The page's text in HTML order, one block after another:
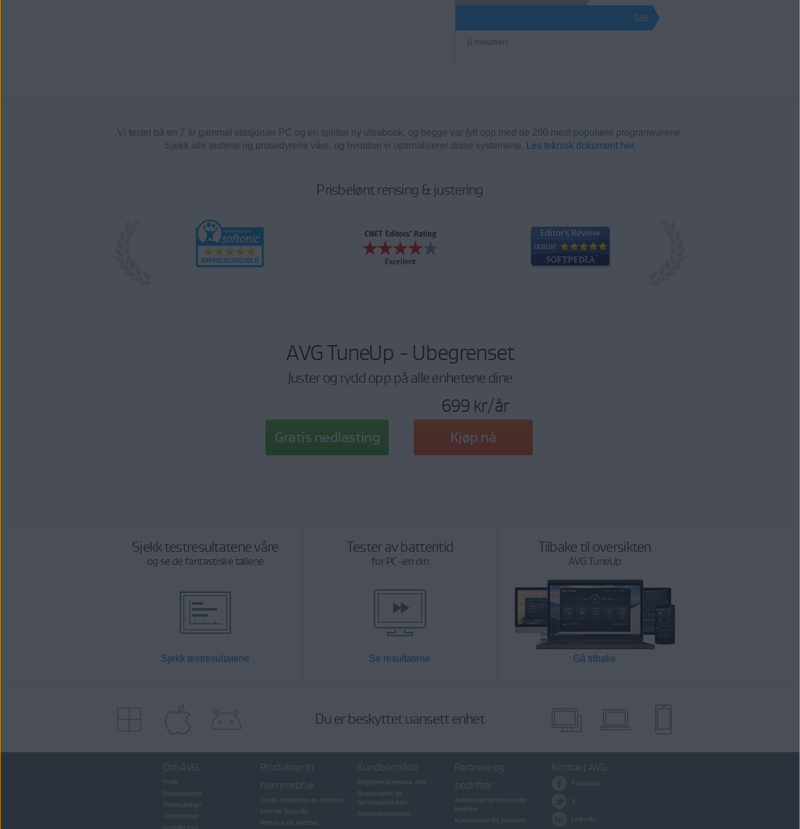
585
(i minutter)
Vi testet på en 7 år gammel stasjonær PC og en splitter ny ultrabook, og begge var fylt opp med de 200 mest populære programvarene.
Sjekk alle testene og prosedyrene våre, og hvordan vi optimaliserer disse systemene.
Les teknisk dokument her.
Prisbelønt rensing & justering
AVG TuneUp - Ubegrenset
Juster og rydd opp på alle enhetene dine
Gratis nedlasting
699 kr/år
Kjøp nå
Sjekk testresultatene våre
og se de fantastiske tallene
Sjekk testresultatene
Tester av batteritid
for PC-en din
Se resultatene
Tilbake til oversikten
AVG TuneUp
Gå tilbake
Du er beskyttet uansett enhet
Om AVG
Profil
Pressesenter
Retningslinjer
Utmerkelser
Kontakt oss
Produkter til
hjemmebruk
Gratis nedlasting av antivirus
Internet Security
Antivirus for Android
Kundeområde
Registrer lisensene dine
Brukerstøtte for
hjemmeprodukter
Nettundersøkelser
Partnere og
bedrifter
Antivirusprogramvare for
bedrifter
Kundestøtte for partnere
Kontakt AVG
Facebook
X
LinkedIn